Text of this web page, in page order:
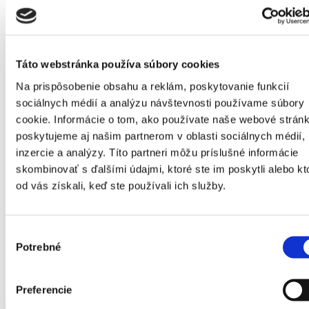
Táto webstránka používa súbory cookies
Na prispôsobenie obsahu a reklám, poskytovanie funkcií
sociálnych médií a analýzu návštevnosti používame súbory
cookie. Informácie o tom, ako používate naše webové
poskytujeme aj našim partnerom v oblasti sociálnych médií,
inzercie a analýzy. Títo partneri môžu príslušné informácie
skombinovať s ďalšími údajmi, ktoré ste im poskytli alebo
od vás získali, keď ste používali ich služby.
súhlasu
Potrebné
Preferencie
Farba
Hmotnosť
Výška 22cm
Šírka 11cm
Hĺbka 11cm
2,90€
množstvo Rozprašovač Medusa Spry antracit 0,7 l